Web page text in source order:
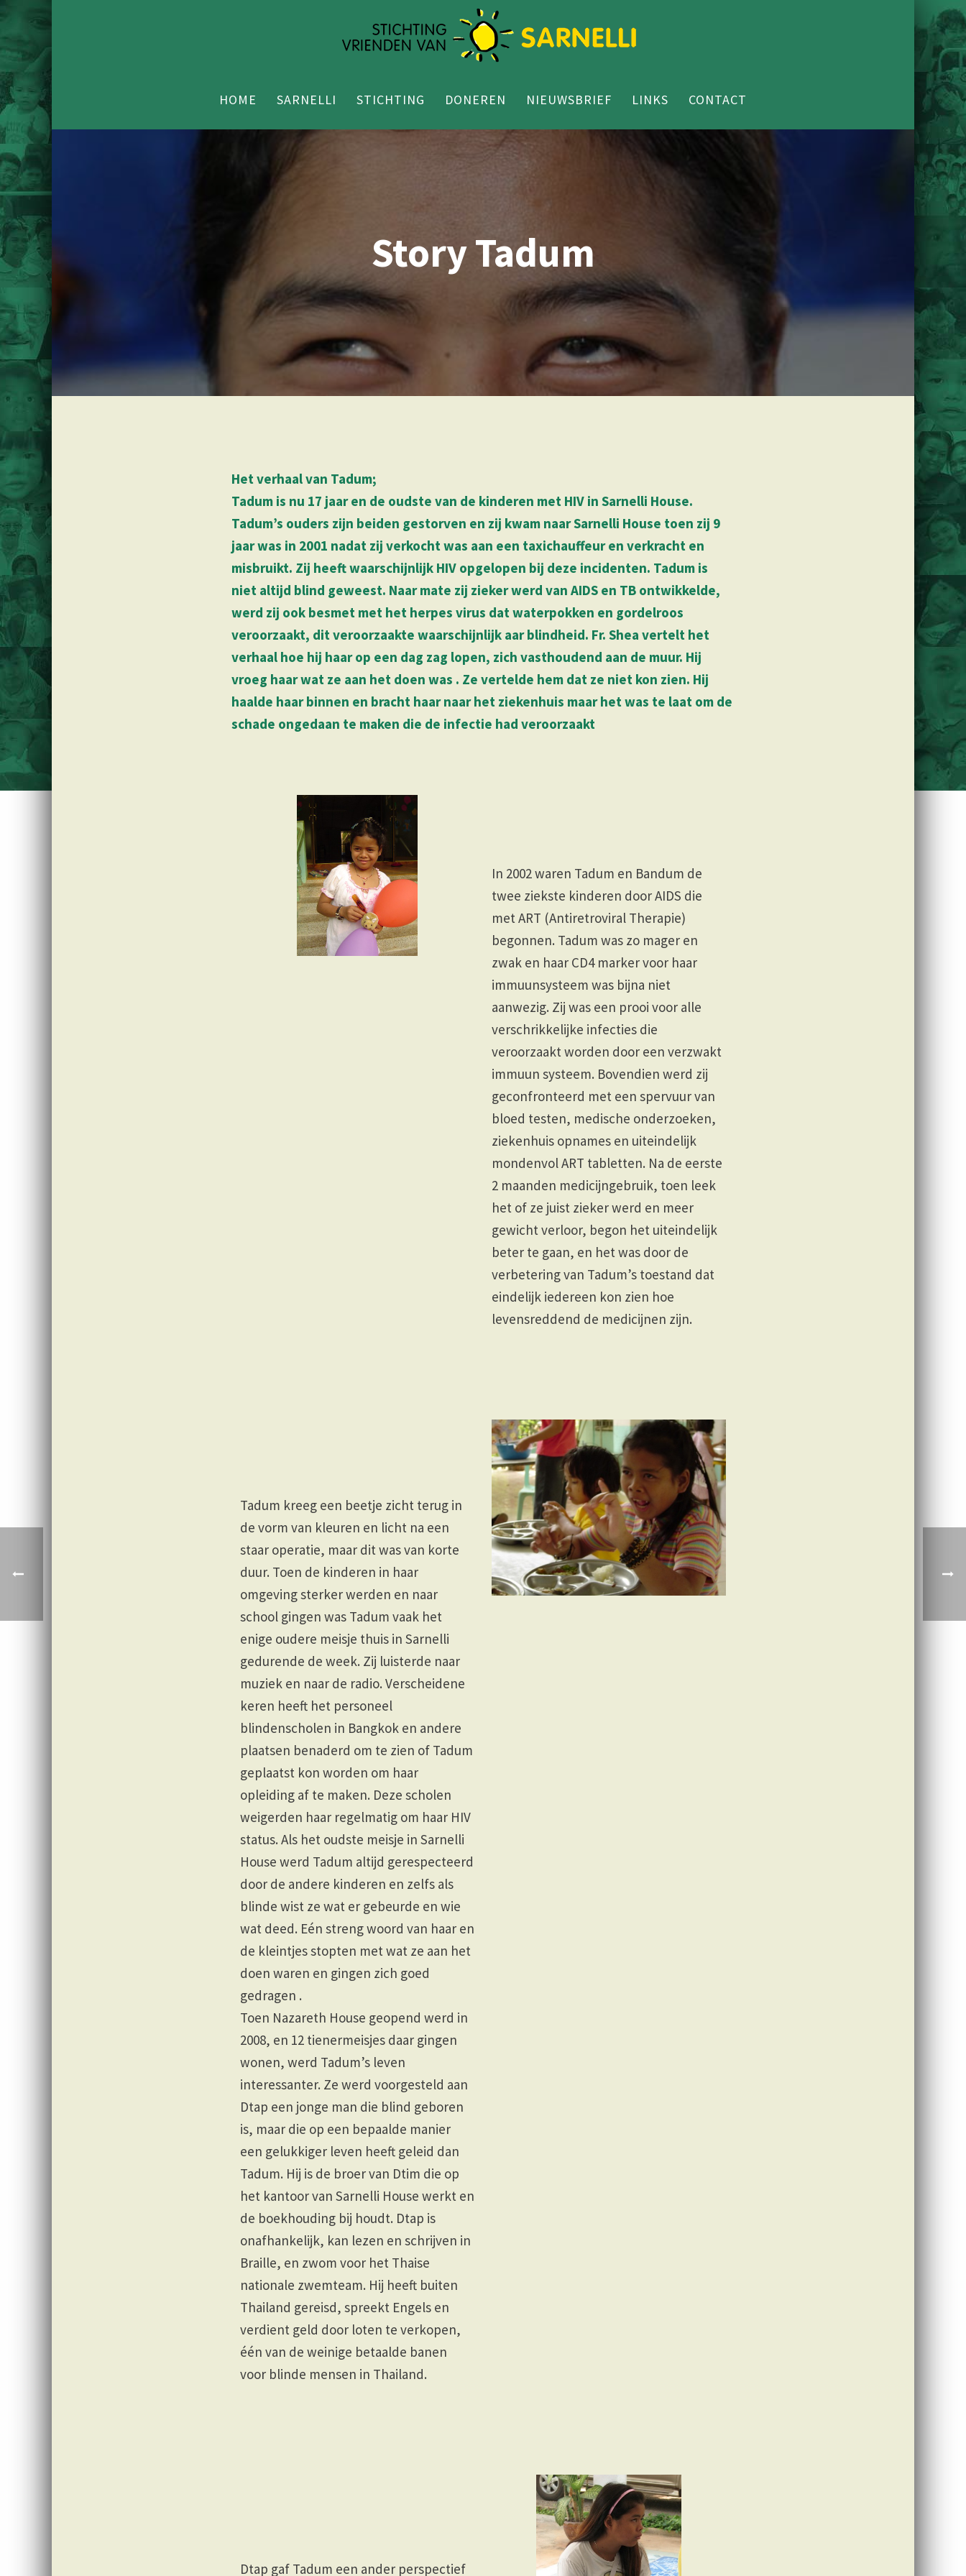
HOME SARNELLI STICHTING DONEREN NIEUWSBRIEF LINKS CONTACT
Story Tadum
Het verhaal van Tadum;
Tadum is nu 17 jaar en de oudste van de kinderen met HIV in Sarnelli House.
Tadum’s ouders zijn beiden gestorven en zij kwam naar Sarnelli House toen zij 9
jaar was in 2001 nadat zij verkocht was aan een taxichauffeur en verkracht en
misbruikt. Zij heeft waarschijnlijk HIV opgelopen bij deze incidenten. Tadum is
niet altijd blind geweest. Naar mate zij zieker werd van AIDS en TB ontwikkelde,
werd zij ook besmet met het herpes virus dat waterpokken en gordelroos
veroorzaakt, dit veroorzaakte waarschijnlijk aar blindheid. Fr. Shea vertelt het
verhaal hoe hij haar op een dag zag lopen, zich vasthoudend aan de muur. Hij
vroeg haar wat ze aan het doen was . Ze vertelde hem dat ze niet kon zien. Hij
haalde haar binnen en bracht haar naar het ziekenhuis maar het was te laat om de
schade ongedaan te maken die de infectie had veroorzaakt
In 2002 waren Tadum en Bandum de
twee ziekste kinderen door AIDS die
met ART (Antiretroviral Therapie)
begonnen. Tadum was zo mager en
zwak en haar CD4 marker voor haar
immuunsysteem was bijna niet
aanwezig. Zij was een prooi voor alle
verschrikkelijke infecties die
veroorzaakt worden door een verzwakt
immuun systeem. Bovendien werd zij
geconfronteerd met een spervuur van
bloed testen, medische onderzoeken,
ziekenhuis opnames en uiteindelijk
mondenvol ART tabletten. Na de eerste
2 maanden medicijngebruik, toen leek
het of ze juist zieker werd en meer
gewicht verloor, begon het uiteindelijk
beter te gaan, en het was door de
verbetering van Tadum’s toestand dat
eindelijk iedereen kon zien hoe
levensreddend de medicijnen zijn.
Tadum kreeg een beetje zicht terug in
de vorm van kleuren en licht na een
staar operatie, maar dit was van korte
duur. Toen de kinderen in haar
omgeving sterker werden en naar
school gingen was Tadum vaak het
enige oudere meisje thuis in Sarnelli
gedurende de week. Zij luisterde naar
muziek en naar de radio. Verscheidene
keren heeft het personeel
blindenscholen in Bangkok en andere
plaatsen benaderd om te zien of Tadum
geplaatst kon worden om haar
opleiding af te maken. Deze scholen
weigerden haar regelmatig om haar HIV
status. Als het oudste meisje in Sarnelli
House werd Tadum altijd gerespecteerd
door de andere kinderen en zelfs als
blinde wist ze wat er gebeurde en wie
wat deed. Eén streng woord van haar en
de kleintjes stopten met wat ze aan het
doen waren en gingen zich goed
gedragen .
Toen Nazareth House geopend werd in
2008, en 12 tienermeisjes daar gingen
wonen, werd Tadum’s leven
interessanter. Ze werd voorgesteld aan
Dtap een jonge man die blind geboren
is, maar die op een bepaalde manier
een gelukkiger leven heeft geleid dan
Tadum. Hij is de broer van Dtim die op
het kantoor van Sarnelli House werkt en
de boekhouding bij houdt. Dtap is
onafhankelijk, kan lezen en schrijven in
Braille, en zwom voor het Thaise
nationale zwemteam. Hij heeft buiten
Thailand gereisd, spreekt Engels en
verdient geld door loten te verkopen,
één van de weinige betaalde banen
voor blinde mensen in Thailand.
Dtap gaf Tadum een ander perspectief